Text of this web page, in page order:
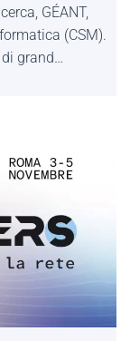
GÉANT,
(CSM).
di grand…